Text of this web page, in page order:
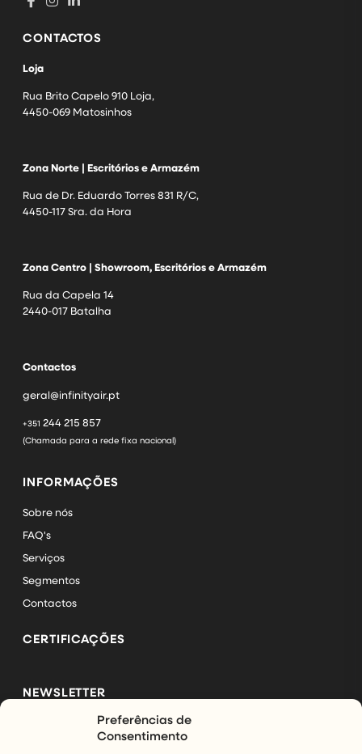
Preferências de
Consentimento
CONTACTOS
Loja
Rua Brito Capelo 910 Loja,
4450-069 Matosinhos
Zona Norte | Escritórios e Armazém
Rua de Dr. Eduardo Torres 831 R/C,
4450-117 Sra. da Hora
Zona Centro | Showroom, Escritórios e Armazém
Rua da Capela 14
2440-017 Batalha
Contactos
geral@infinityair.pt
+351 244 215 857
(Chamada para a rede fixa nacional)
INFORMAÇÕES
Sobre nós
FAQ's
Serviços
Segmentos
Contactos
CERTIFICAÇÕES
NEWSLETTER
Subscreva a nossa newsletter e mantenha-se a par das
últimas novidades da InfinityAir.